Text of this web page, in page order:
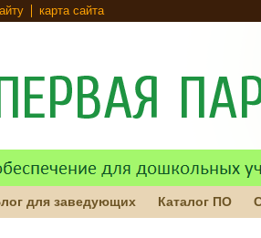
карта сайта
для заведующих Каталог ПО